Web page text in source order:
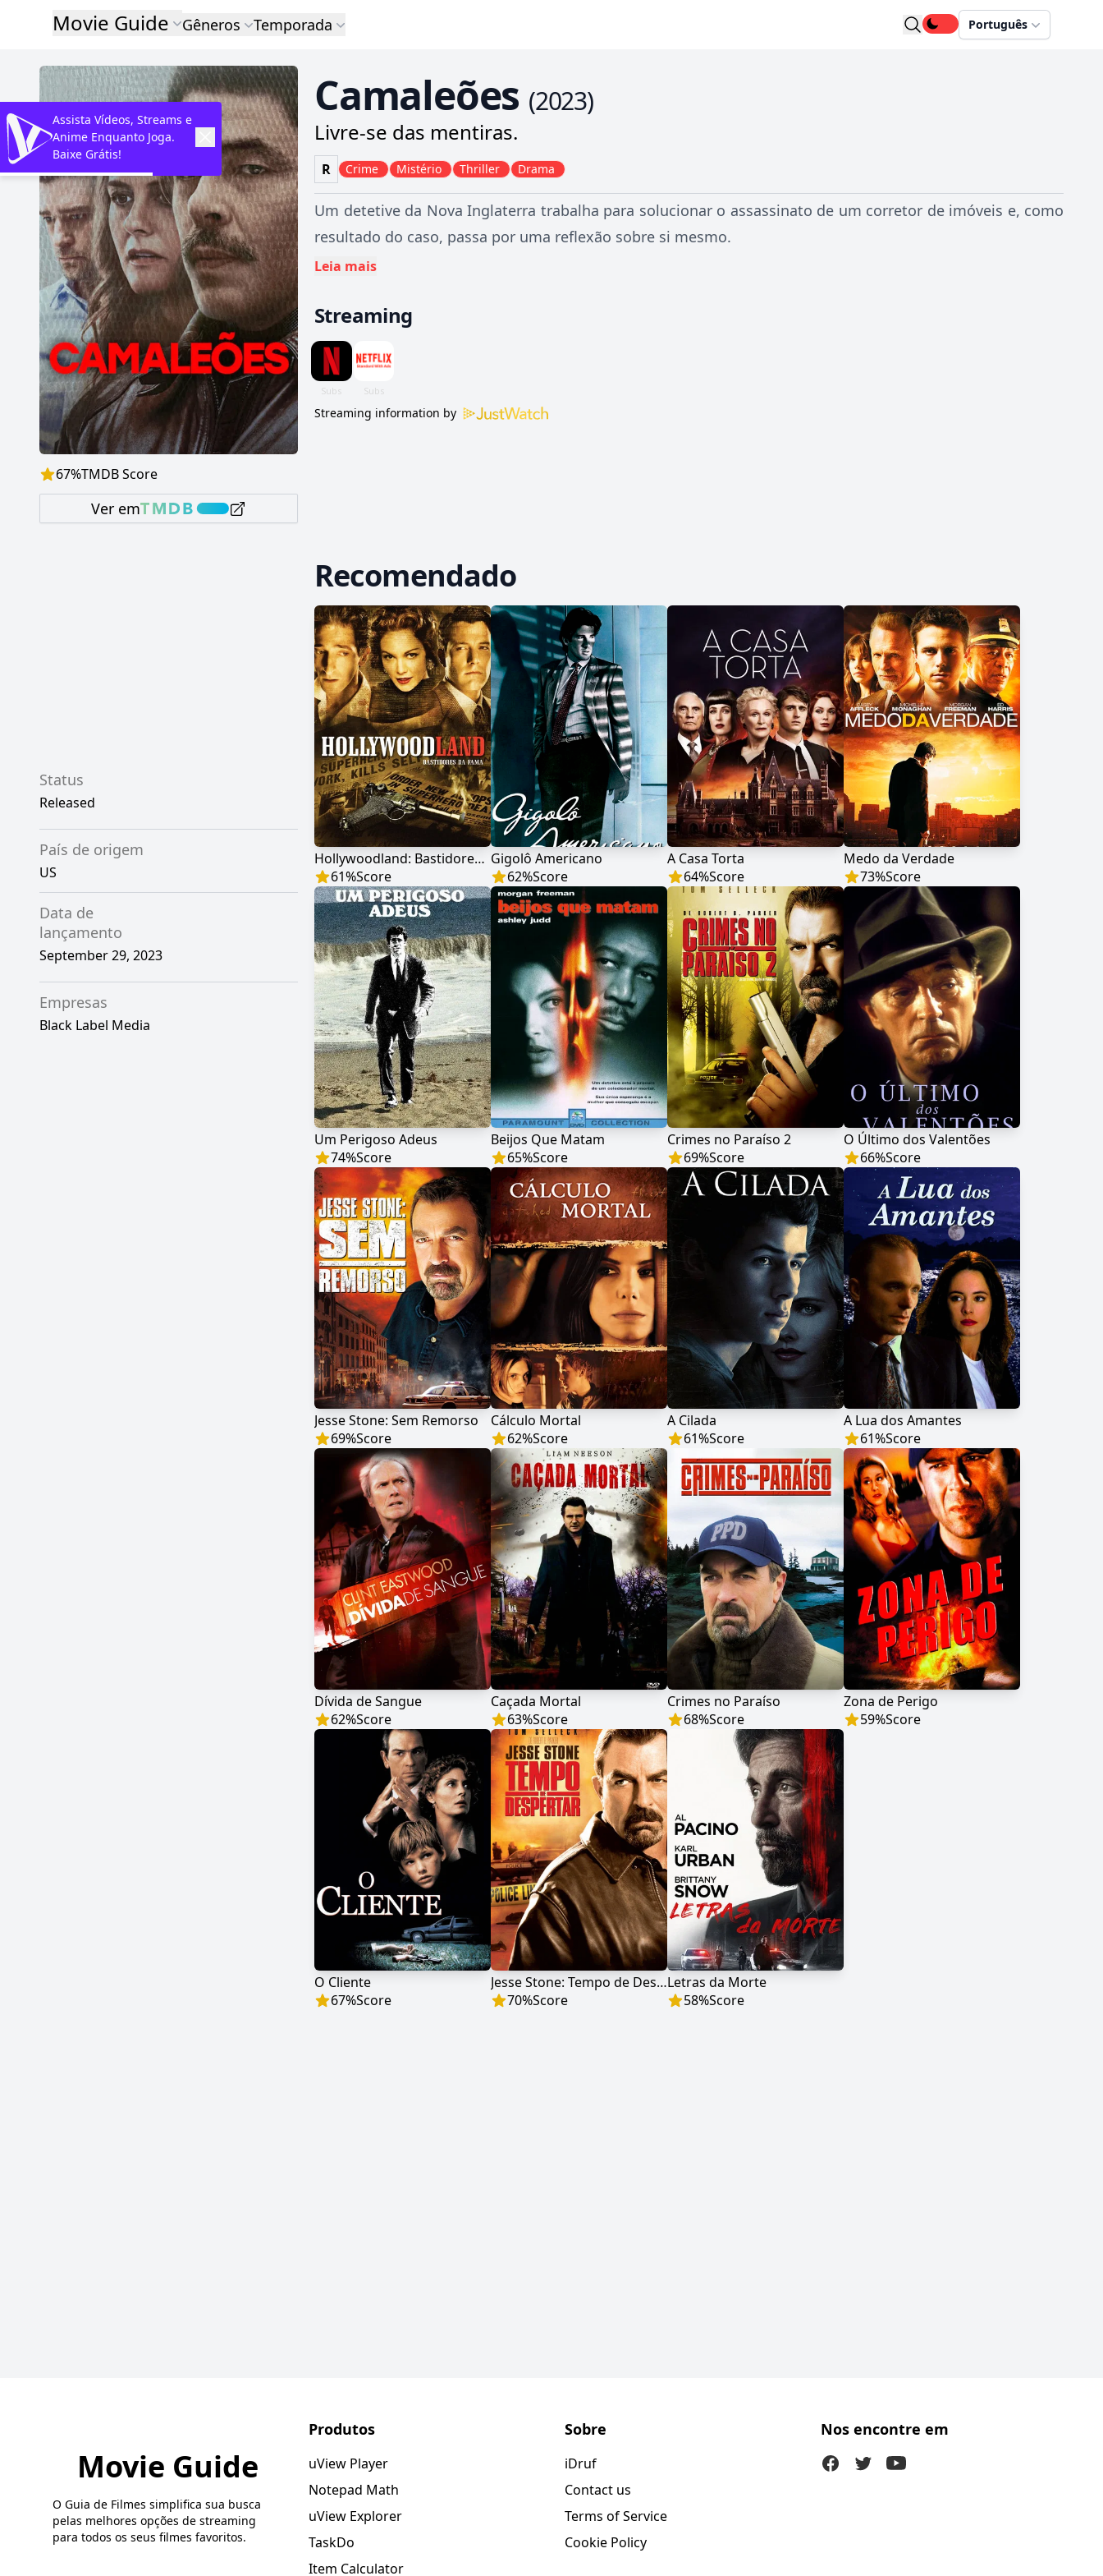
Movie Guide Gêneros Temporada Português
67%TMDB Score
Ver em
Camaleões (2023)
Livre-se das mentiras.
R Crime Mistério Thriller Drama
Um detetive da Nova Inglaterra trabalha para solucionar o assassinato de um corretor de imóveis e, como
resultado do caso, passa por uma reflexão sobre si mesmo.
Leia mais
Streaming
Streaming information by
Status
Released
País de origem
US
Data de
lançamento
September 29, 2023
Empresas
Black Label Media
Recomendado
Hollywoodland: Bastidores da Fama
61%Score
Gigolô Americano
62%Score
A Casa Torta
64%Score
Medo da Verdade
73%Score
Um Perigoso Adeus
74%Score
Beijos Que Matam
65%Score
Crimes no Paraíso 2
69%Score
O Último dos Valentões
66%Score
Jesse Stone: Sem Remorso
69%Score
Cálculo Mortal
62%Score
A Cilada
61%Score
A Lua dos Amantes
61%Score
Dívida de Sangue
62%Score
Caçada Mortal
63%Score
Crimes no Paraíso
68%Score
Zona de Perigo
59%Score
O Cliente
67%Score
Jesse Stone: Tempo de Despertar
70%Score
Letras da Morte
58%Score
Movie Guide
O Guia de Filmes simplifica sua busca
pelas melhores opções de streaming
para todos os seus filmes favoritos.
Produtos
uView Player
Notepad Math
uView Explorer
TaskDo
Item Calculator
Sobre
iDruf
Contact us
Terms of Service
Cookie Policy
Nos encontre em
FacebookTwitter (X)Youtube
Assista Vídeos, Streams e
Anime Enquanto Joga.
Baixe Grátis!